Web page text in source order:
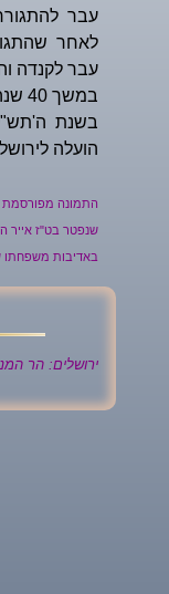
עבר
לאחר
עבר לקנדה
במשך 40 שנה לא יצא מפתח ביתו.
בשנת
הועלה
התמונה מפורסמת
שנפטר בט"ז אייר
באדיבות משפחתו
ירושלים: הר